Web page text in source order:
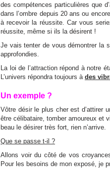
des compétences particulières que
dans l’ombre depuis 20 ans ou
à recevoir la réussite. Car vous
réussite, même si ils la désirent !
Je vais tenter de vous démontrer la
approfondies.
La loi de l’attraction répond à notre
L’univers répondra toujours à des
Un exemple ?
Vôtre désir le plus cher est d’attirer
être célibataire, tomber amoureux et
beau le désirer très fort, rien n’arrive.
Que se passe t-il ?
Allons voir du côté de vos
Pour les besoins de mon exposé, je